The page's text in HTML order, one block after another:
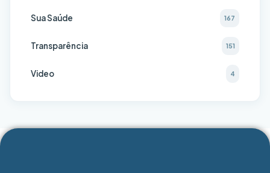
Sua Saúde 167
Transparência 151
Video 4